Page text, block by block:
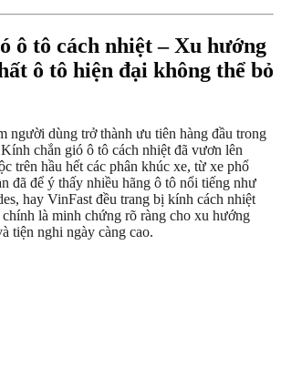
ô tô cách nhiệt – Xu hướng
ô tô hiện đại không thể bỏ
người dùng trở thành ưu tiên hàng đầu trong
chắn gió ô tô cách nhiệt đã vươn lên
trên hầu hết các phân khúc xe, từ xe phổ
đã để ý thấy nhiều hãng ô tô nổi tiếng như
hay VinFast đều trang bị kính cách nhiệt
là minh chứng rõ ràng cho xu hướng
tiện nghi ngày càng cao.